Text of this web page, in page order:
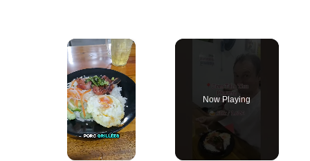
×
Now Playing